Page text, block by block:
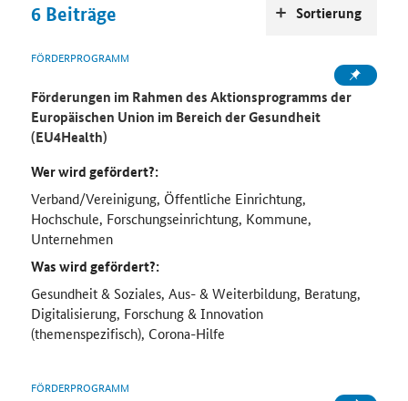
6 Beiträge
FÖRDERPROGRAMM
Förderungen im Rahmen des Aktionsprogramms der
Europäischen Union im Bereich der Gesundheit
(EU4Health)
Wer wird gefördert?:
Verband/Vereinigung, Öffentliche Einrichtung,
Hochschule, Forschungseinrichtung, Kommune,
Unternehmen
Was wird gefördert?:
Gesundheit & Soziales, Aus- & Weiterbildung, Beratung,
Digitalisierung, Forschung & Innovation
(themenspezifisch), Corona-Hilfe
FÖRDERPROGRAMM
Sortierung